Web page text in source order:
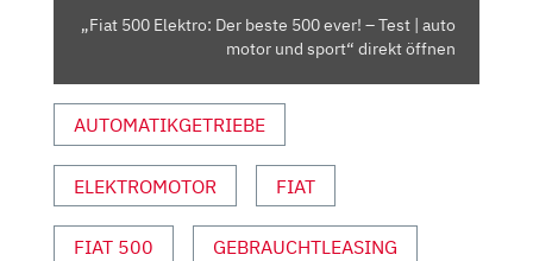
TEST
MOTOR
UND
VON
YOUTUBE
ANZEIGEN
„Fiat 500 Elektro: Der beste 500 ever! – Test | auto
motor und sport“ direkt öffnen
AUTOMATIKGETRIEBE
ELEKTROMOTOR FIAT
FIAT 500 GEBRAUCHTLEASING